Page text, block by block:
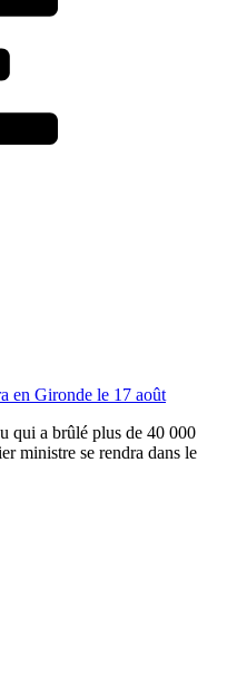
en Gironde le 17 août
qui a brûlé plus de 40 000
ministre se rendra dans le